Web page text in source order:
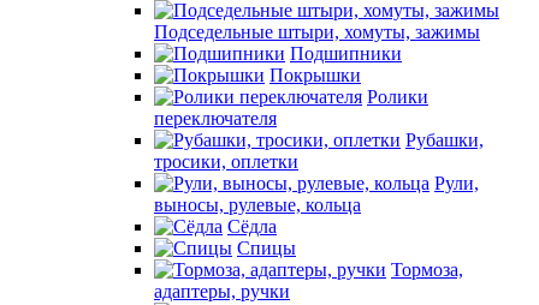
Подседельные штыри, хомуты, зажимы
Подшипники
Покрышки
Ролики
переключателя
Рубашки,
тросики, оплетки
Рули,
выносы, рулевые, кольца
Сёдла
Спицы
Тормоза,
адаптеры, ручки